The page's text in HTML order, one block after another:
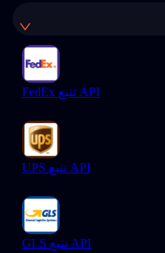
FedEx تتبع API
UPS تتبع API
GLS تتبع API